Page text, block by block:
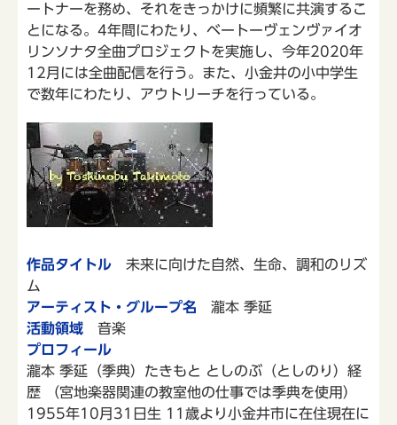
ートナーを務め、それをきっかけに頻繁に共演するこ
とになる。4年間にわたり、ベートーヴェンヴァイオ
リンソナタ全曲プロジェクトを実施し、今年2020年
12月には全曲配信を行う。また、小金井の小中学生
で数年にわたり、アウトリーチを行っている。
作品タイトル 未来に向けた自然、生命、調和のリズ
ム
アーティスト・グループ名 瀧本 季延
活動領域 音楽
プロフィール
瀧本 季延（季典）たきもと としのぶ（としのり）経
歴 （宮地楽器関連の教室他の仕事では季典を使用）
1955年10月31日生 11歳より小金井市に在住現在に